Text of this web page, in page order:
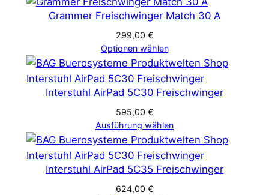
Grammer Freischwinger Match 30 A
299,00 €
Optionen wählen
Interstuhl AirPad 5C30 Freischwinger
595,00 €
Ausführung wählen
Interstuhl AirPad 5C35 Freischwinger
624,00 €